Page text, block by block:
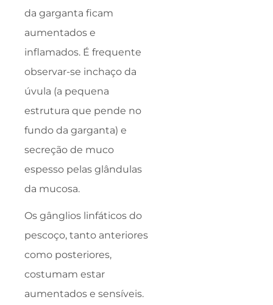
da garganta ficam
aumentados e
inflamados. É frequente
observar-se inchaço da
úvula (a pequena
estrutura que pende no
fundo da garganta) e
secreção de muco
espesso pelas glândulas
da mucosa.
Os gânglios linfáticos do
pescoço, tanto anteriores
como posteriores,
costumam estar
aumentados e sensíveis.